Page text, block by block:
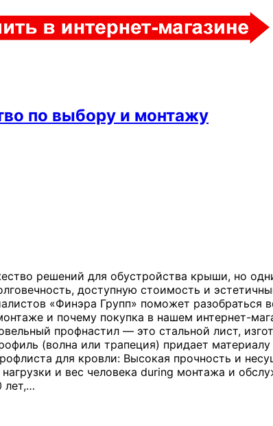
по выбору и монтажу
решений для обустройства крыши, но
доступную стоимость и
«Финэра Групп» поможет
и почему покупка в нашем интернет-
профнастил — это стальной лист,
(волна или трапеция) придает
для кровли: Высокая прочность и
и вес человека during монтажа и
…